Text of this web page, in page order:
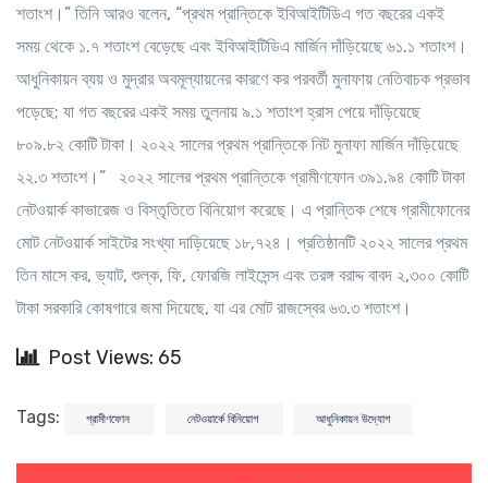
শতাংশ।” তিনি আরও বলেন, “প্রথম প্রান্তিকে ইবিআইটিডিএ গত বছরের একই
সময় থেকে ১.৭ শতাংশ বেড়েছে এবং ইবিআইটিডিএ মার্জিন দাঁড়িয়েছে ৬১.১ শতাংশ।
আধুনিকায়ন ব্যয় ও মুদ্রার অবমূল্যায়নের কারণে কর পরবর্তী মুনাফায় নেতিবাচক প্রভাব
পড়েছে; যা গত বছরের একই সময় তুলনায় ৯.১ শতাংশ হ্রাস পেয়ে দাঁড়িয়েছে
৮০৯.৮২ কোটি টাকা। ২০২২ সালের প্রথম প্রান্তিকে নিট মুনাফা মার্জিন দাঁড়িয়েছে
২২.৩ শতাংশ।” ২০২২ সালের প্রথম প্রান্তিকে গ্রামীণফোন ৩৯১.৯৪ কোটি টাকা
নেটওয়ার্ক কাভারেজ ও বিস্তৃতিতে বিনিয়োগ করেছে। এ প্রান্তিক শেষে গ্রামীফোনের
মোট নেটওয়ার্ক সাইটের সংখ্যা দাড়িয়েছে ১৮,৭২৪। প্রতিষ্ঠানটি ২০২২ সালের প্রথম
তিন মাসে কর, ভ্যাট, শুল্ক, ফি, ফোরজি লাইসেন্স এবং তরঙ্গ বরাদ্দ বাবদ ২,৩০০ কোটি
টাকা সরকারি কোষগারে জমা দিয়েছে, যা এর মোট রাজস্বের ৬৩.৩ শতাংশ।
Post Views: 65
Tags: গ্রামীণফোন নেটওয়ার্কে বিনিয়োগ আধুনিকায়ন উদ্যোগ